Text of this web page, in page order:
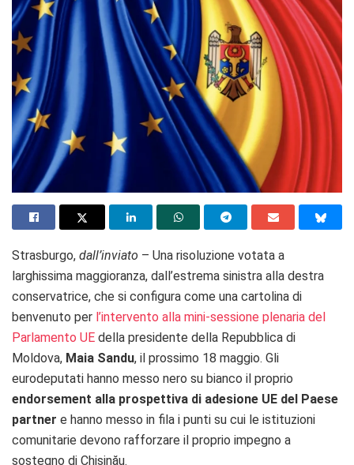
Strasburgo, dall’inviato – Una risoluzione votata a
larghissima maggioranza, dall’estrema sinistra alla destra
conservatrice, che si configura come una cartolina di
benvenuto per l’intervento alla mini-sessione plenaria del
Parlamento UE della presidente della Repubblica di
Moldova, Maia Sandu, il prossimo 18 maggio. Gli
eurodeputati hanno messo nero su bianco il proprio
endorsement alla prospettiva di adesione UE del Paese
partner e hanno messo in fila i punti su cui le istituzioni
comunitarie devono rafforzare il proprio impegno a
sostegno di Chișinău.